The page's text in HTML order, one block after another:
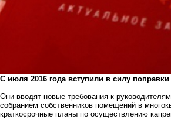
С июля 2016 года вступили в силу
Они вводят новые требования к
собранием собственников помещений в
краткосрочные планы по осуществлению